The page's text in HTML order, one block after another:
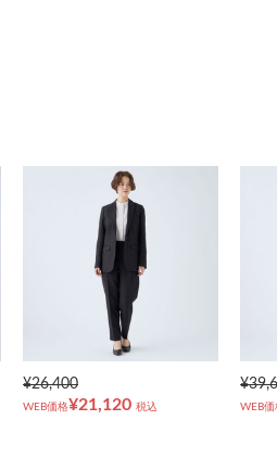
¥26,400
WEB価格¥21,120 税込 WEB価